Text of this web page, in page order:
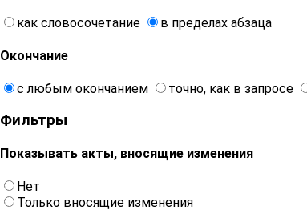
как словосочетание в пределах абзаца
Окончание
с любым окончанием точно, как в запросе
Фильтры
Показывать акты, вносящие изменения
Нет
Только вносящие изменения